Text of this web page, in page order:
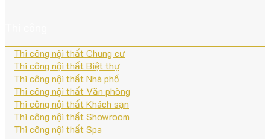
Thi công nội thất Chung cư
Thi công nội thất Biệt thự
Thi công nội thất Nhà phố
Thi công nội thất Văn phòng
Thi công nội thất Khách sạn
Thi công nội thất Showroom
Thi công nội thất Spa